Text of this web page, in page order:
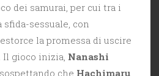
dei samurai, per cui tra i
sessuale, con
la promessa di uscire
gioco inizia, Nanashi
che Hachimaru